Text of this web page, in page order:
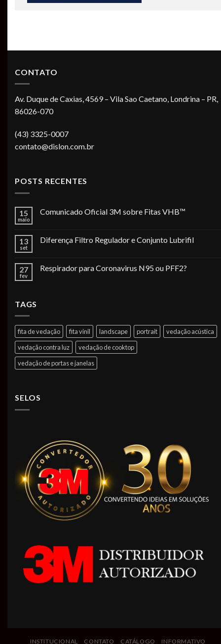
CONTATO
Av. Duque de Caxias, 4569 – Vila Sao Caetano, Londrina – PR,
86026-070
(43) 3325-0007
contato@dislon.com.br
POSTS RECENTES
15
maio
Comunicado Oficial 3M sobre Fitas VHB™
13
set
Diferença Filtro Regulador e Conjunto Lubrifil
27
fev
Respirador para Coronavirus N95 ou PFF2?
TAGS
fita de vedação fita vinil landscape portrait
vedação acústica
vedação contra luz
vedação de cooktop
vedação de portas e janelas
SELOS
INSTITUCIONAL CONTATO CATÁLOGO INFORMATIVO